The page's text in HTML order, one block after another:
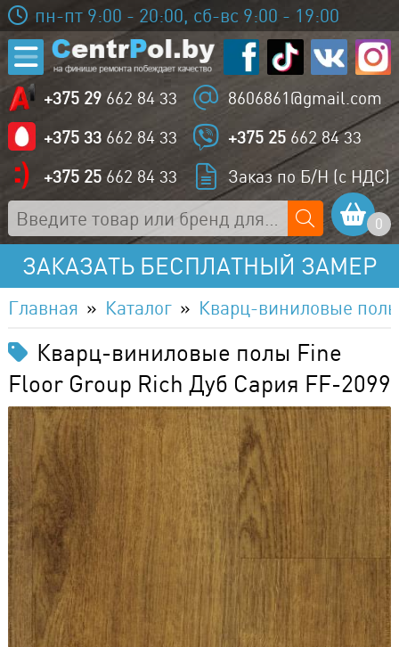
пн-пт 9:00 - 20:00, сб-вс 9:00 - 19:00
+375 29 662 84 33
8606861@gmail.com
+375 33 662 84 33 +375 25 662 84 33
+375 25 662 84 33 Заказ по Б/Н (с НДС)
0
ЗАКАЗАТЬ БЕСПЛАТНЫЙ ЗАМЕР
Главная Каталог Кварц-виниловые
Кварц-виниловые полы Fine
Floor Group Rich Дуб Сария FF-2099